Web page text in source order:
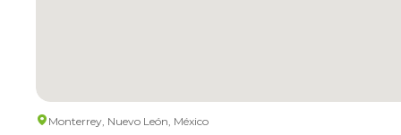
Monterrey, Nuevo León, México